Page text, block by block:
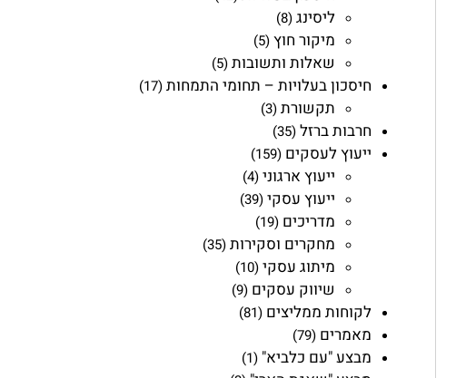
ליסינג(8)
מיקור חוץ(5)
שאלות ותשובות(5)
חיסכון בעלויות – תחומי התמחות(17)
תקשורת(3)
חרבות ברזל(35)
ייעוץ לעסקים (159)
ייעוץ ארגוני(4)
ייעוץ עסקי(39)
מדריכים (19)
מחקרים וסקירות(35)
מיתוג עסקי(10)
שיווק עסקים (9)
לקוחות ממליצים (81)
מאמרים (79)
מבצע "עם כלביא" (1)